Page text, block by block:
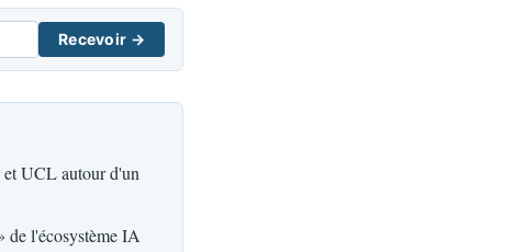
Recevoir →
UCL autour d'un
de l'écosystème IA